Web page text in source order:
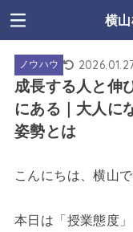
横
ノウハウ
成長する人と伸
にある｜大人に
姿勢とは
こんにちは、横山で
本日は「授業態度